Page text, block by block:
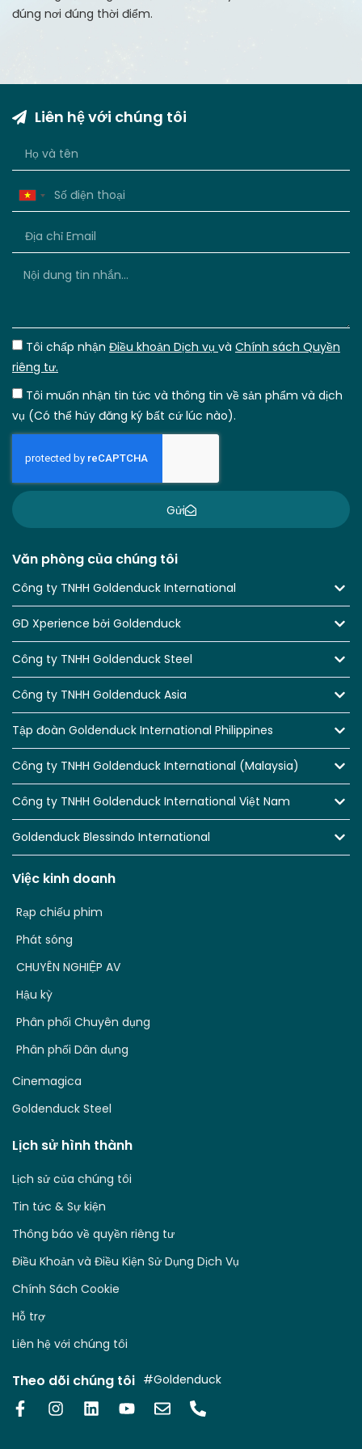
đúng nơi đúng thời điểm.
Văn phòng của chúng tôi
Công ty TNHH Goldenduck International
GD Xperience bởi Goldenduck
Công ty TNHH Goldenduck Steel
Công ty TNHH Goldenduck Asia
Tập đoàn Goldenduck International Philippines
Công ty TNHH Goldenduck International (Malaysia)
Công ty TNHH Goldenduck International Việt Nam
Goldenduck Blessindo International
Việc kinh doanh
Phân phối Dân dụng
Phân phối Chuyên dụng
Hậu kỳ
CHUYÊN NGHIỆP AV
Phát sóng
Rạp chiếu phim
Cinemagica
Goldenduck Steel
Lịch sử hình thành
Lịch sử của chúng tôi
Tin tức & Sự kiện
Thông báo về quyền riêng tư
Điều Khoản và Điều Kiện Sử Dụng Dịch Vụ
Chính Sách Cookie
Hỗ trợ
Liên hệ với chúng tôi
Theo dõi chúng tôi #Goldenduck
Liên hệ với chúng tôi
Vietnam
Tôi chấp nhận Điều khoản Dịch vụ và Chính sách Quyền
riêng tư.
Tôi muốn nhận tin tức và thông tin về sản phẩm và dịch
vụ (Có thể hủy đăng ký bất cứ lúc nào).
Gửi